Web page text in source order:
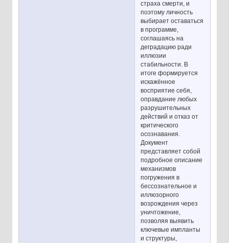
страха смерти, и
поэтому личность
выбирает оставаться
в программе,
соглашаясь на
деградацию ради
иллюзии
стабильности. В
итоге формируется
искажённое
восприятие себя,
оправдание любых
разрушительных
действий и отказ от
критического
осознавания.
Документ
представляет собой
подробное описание
механизмов
погружения в
бессознательное и
иллюзорного
возрождения через
уничтожение,
позволяя выявить
ключевые импланты
и структуры,